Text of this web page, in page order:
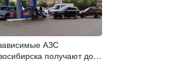
АЗС
получают до